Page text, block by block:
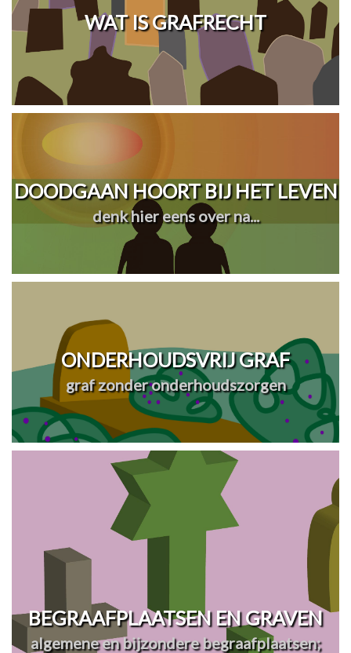
WAT IS GRAFRECHT
DOODGAAN HOORT BIJ HET LEVEN
denk hier eens over na...
ONDERHOUDSVRIJ GRAF
graf zonder onderhoudszorgen
BEGRAAFPLAATSEN EN GRAVEN
algemene en bijzondere begraafplaatsen;